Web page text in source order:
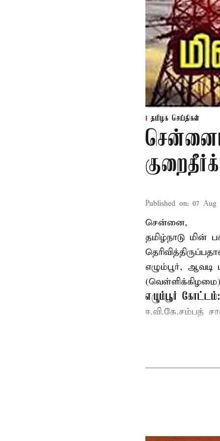
தமிழக செய்திகள்
Published on: 07 Aug
சென்னை,
தமிழ்நாடு மின்
எழும்பூர்,
எழும்பூர் கோட்டம்:
ஈ.வி.கே.சம்பத்